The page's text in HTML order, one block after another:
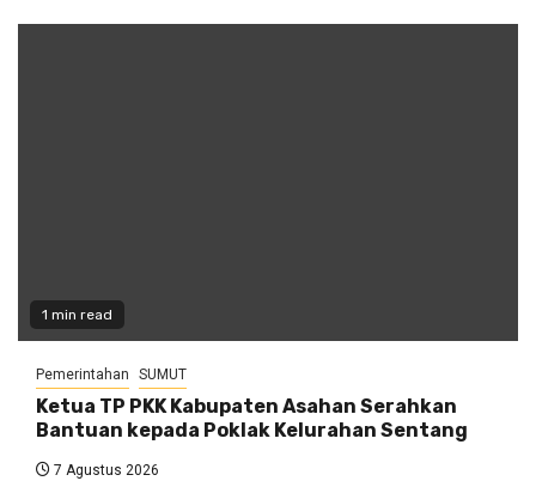
1 min read
Pemerintahan SUMUT
Ketua TP PKK Kabupaten Asahan Serahkan
Bantuan kepada Poklak Kelurahan Sentang
7 Agustus 2026